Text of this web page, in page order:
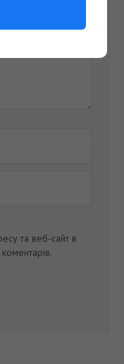
та веб-сайт в